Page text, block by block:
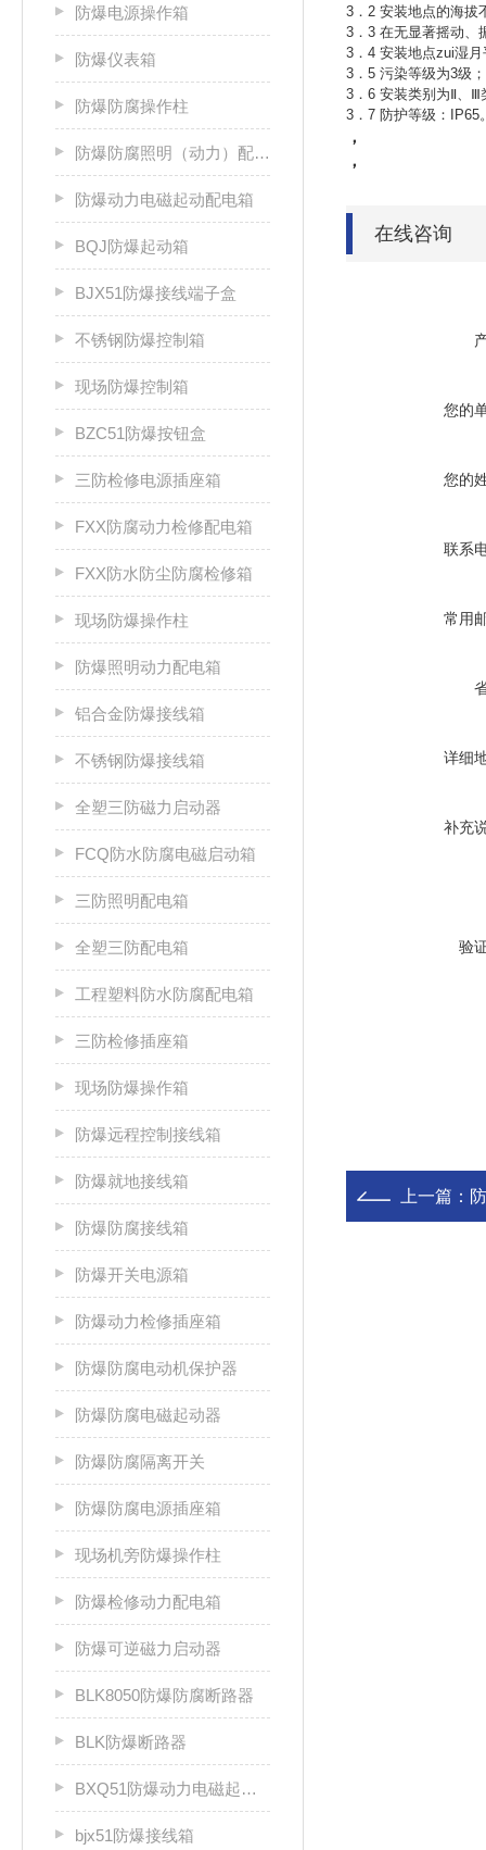
防爆电源操作箱
防爆仪表箱
防爆防腐操作柱
防爆防腐照明（动力）配电箱
防爆动力电磁起动配电箱
BQJ防爆起动箱
BJX51防爆接线端子盒
不锈钢防爆控制箱
现场防爆控制箱
BZC51防爆按钮盒
三防检修电源插座箱
FXX防腐动力检修配电箱
FXX防水防尘防腐检修箱
现场防爆操作柱
防爆照明动力配电箱
铝合金防爆接线箱
不锈钢防爆接线箱
全塑三防磁力启动器
FCQ防水防腐电磁启动箱
三防照明配电箱
全塑三防配电箱
工程塑料防水防腐配电箱
三防检修插座箱
现场防爆操作箱
防爆远程控制接线箱
防爆就地接线箱
防爆防腐接线箱
防爆开关电源箱
防爆动力检修插座箱
防爆防腐电动机保护器
防爆防腐电磁起动器
防爆防腐隔离开关
防爆防腐电源插座箱
现场机旁防爆操作柱
防爆检修动力配电箱
防爆可逆磁力启动器
BLK8050防爆防腐断路器
BLK防爆断路器
BXQ51防爆动力电磁起动箱
bjx51防爆接线箱
3．2 安装地点的海拔
3．3 在无显著摇动、
3．4 安装地点zui湿
3．5 污染等级为3级；
3．6 安装类别为Ⅱ、Ⅲ
3．7 防护等级：IP65
，
，
在线咨询
您的
您的
联系
常用
详细
补充
验
上一篇：